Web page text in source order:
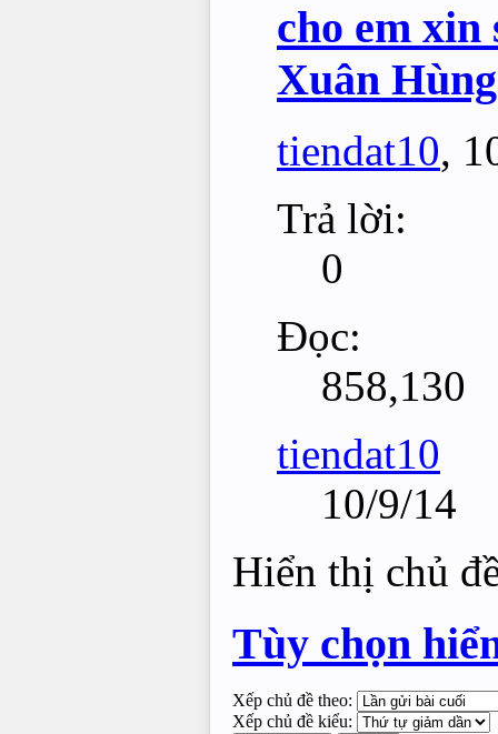
cho em
Xuân Hùng
tiendat10,
Trả lời:
0
Đọc:
858,130
tiendat10
10/9/14
Hiển thị chủ
Tùy chọn
Xếp chủ đề theo:
Xếp chủ đề kiểu: